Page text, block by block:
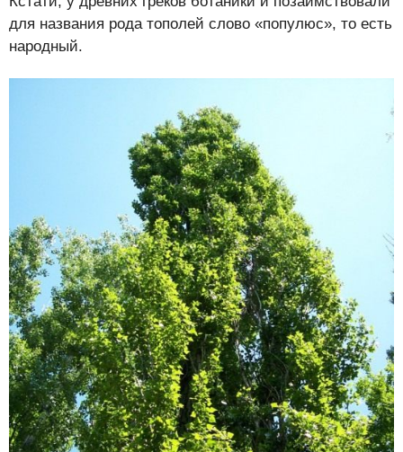
для названия рода тополей слово «популюс», то есть
народный.